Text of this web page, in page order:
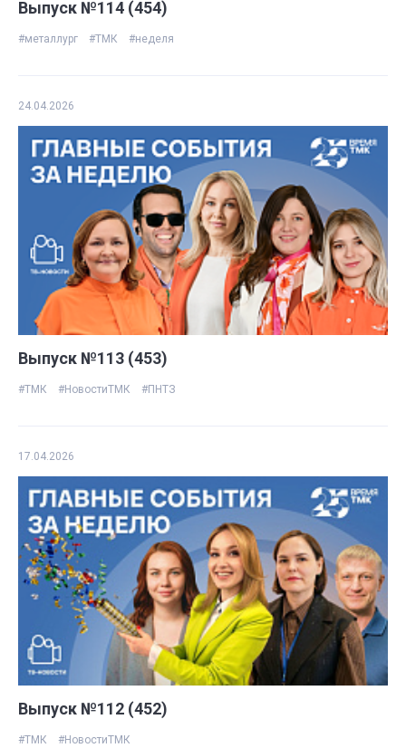
Выпуск №114 (454)
#металлург #ТМК #неделя
24.04.2026
Выпуск №113 (453)
#ТМК #НовостиТМК #ПНТЗ
17.04.2026
Выпуск №112 (452)
#ТМК #НовостиТМК